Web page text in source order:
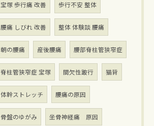
宝塚 歩行痛 改善 歩行不安 整体
腰痛 しびれ 改善 整体 体験談 腰痛
朝の腰痛 産後腰痛 腰部脊柱管狭窄症
脊柱管狭窄症 宝塚 間欠性跛行 猫背
体幹ストレッチ 腰痛の原因
骨盤のゆがみ 坐骨神経痛 原因